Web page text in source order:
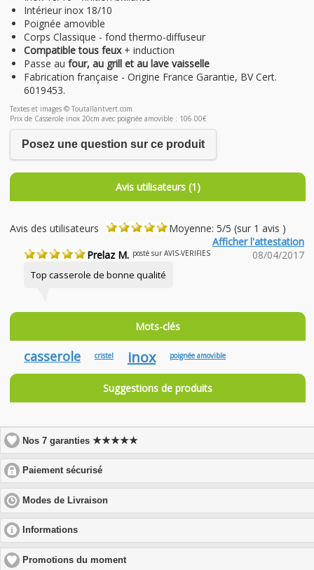
Intérieur inox 18/10
Poignée amovible
Corps Classique - fond thermo-diffuseur
Compatible tous feux+ induction
Passe au four, au grill et au lave vaisselle
Fabrication française - Origine France Garantie, BV Cert.
6019453.
Textes et images © Toutallantvert.com
Prix de Casserole inox 20cm avec poignée amovible : 106.00€
Posez une question sur ce produit
Avis utilisateurs (1)
Avis des utilisateurs
Moyenne: 5/5 (sur 1 avis )
Afficher l'attestation
Prelaz M. posté sur AVIS-VERIFIES 08/04/2017
Top casserole de bonne qualité
Mots-clés
casserole cristel inox poignée amovible
Suggestions de produits
Nos 7 garanties★★★★★
Paiement sécurisé
to
expand
Modes de Livraison
to
contents
Informations
to
expand
Promotions du moment